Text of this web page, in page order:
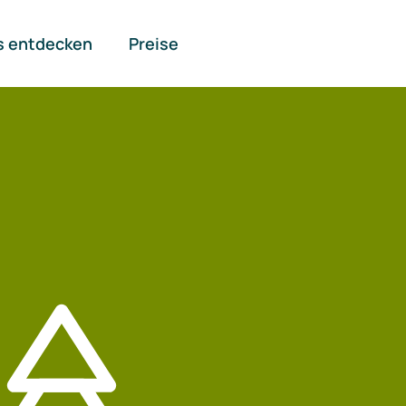
entdecken Preise